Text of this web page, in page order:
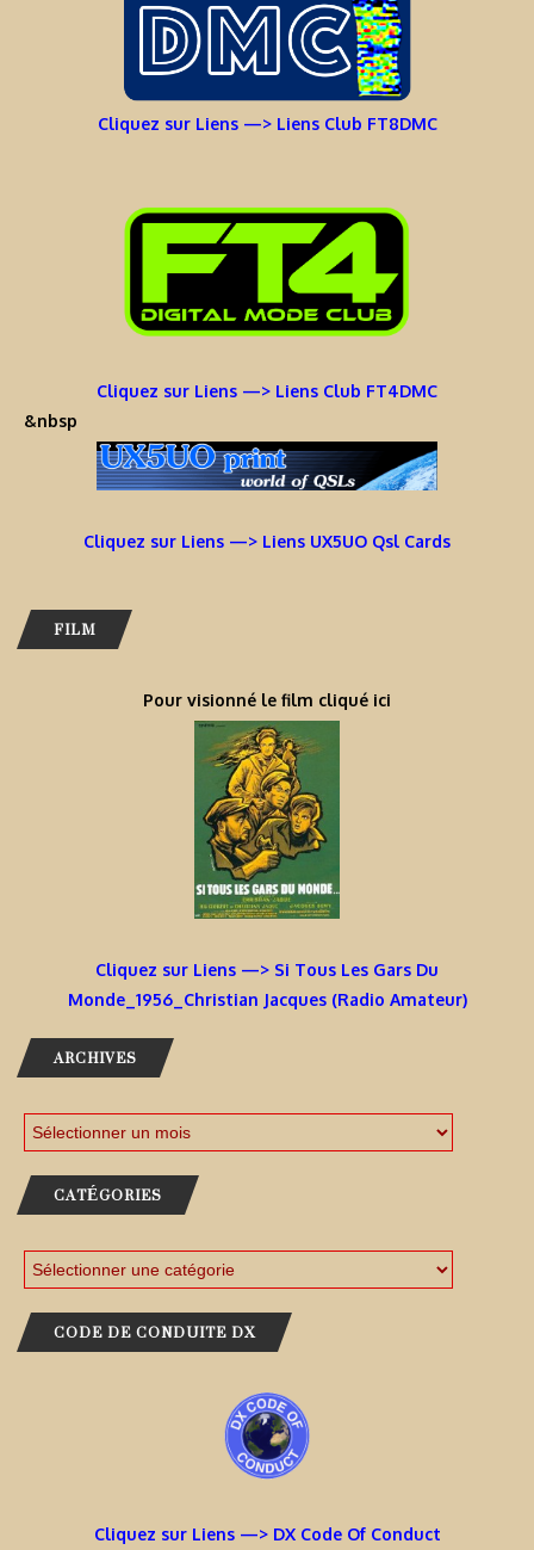
Cliquez sur Liens —> Liens Club FT8DMC
Cliquez sur Liens —> Liens Club FT4DMC
&nbsp
Cliquez sur Liens —> Liens UX5UO Qsl Cards
FILM
Pour visionné le film cliqué ici
Cliquez sur Liens —> Si Tous Les Gars Du
Monde_1956_Christian Jacques (Radio Amateur)
ARCHIVES
CATÉGORIES
CODE DE CONDUITE DX
Cliquez sur Liens —> DX Code Of Conduct